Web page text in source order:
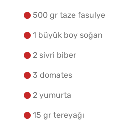
500 gr taze fasulye
1 büyük boy soğan
2 sivri biber
3 domates
2 yumurta
15 gr tereyağı